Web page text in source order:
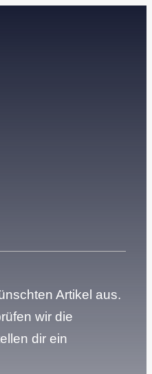
Artikel aus.
wir die
dir ein